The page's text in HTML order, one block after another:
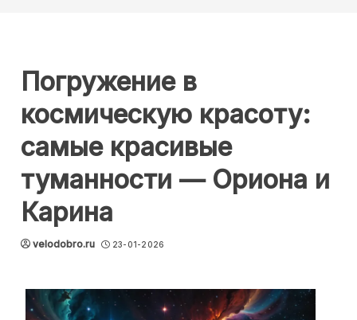
Погружение в
космическую красоту:
самые красивые
туманности — Ориона и
Карина
velodobro.ru 23-01-2026